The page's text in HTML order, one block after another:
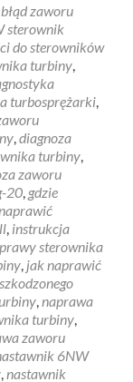
błąd zaworu
sterownik
do sterowników
turbiny,
turbosprężarki,
,diagnoza
turbiny,
zaworu
20, gdzie
, instrukcja
sterownika
, jak naprawić
,naprawa
turbiny,
zaworu
6NW
,nastawnik